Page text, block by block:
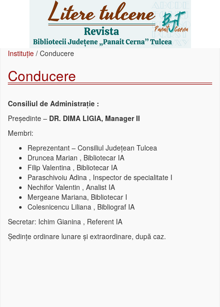
Instituție / Conducere
Conducere
Consiliul de Administrație :
Președinte – DR. DIMA LIGIA, Manager II
Membri:
Reprezentant – Consiliul Județean Tulcea
Druncea Marian , Bibliotecar IA
Filip Valentina , Bibliotecar IA
Paraschivoiu Adina , Inspector de specialitate I
Nechifor Valentin , Analist IA
Mergeane Mariana, Bibliotecar I
Colesnicencu Liliana , Bibliograf IA
Secretar: Ichim Gianina , Referent IA
Ședințe ordinare lunare și extraordinare, după caz.